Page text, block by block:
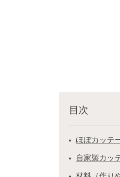
目次
ほぼカッテ
自家製カッ